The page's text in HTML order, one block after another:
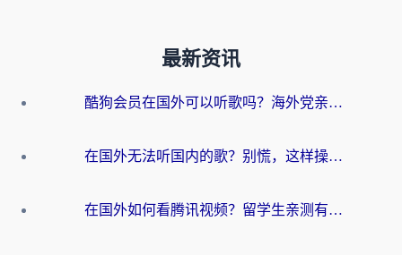
最新资讯
酷狗会员在国外可以听歌吗？海外党亲测有效：3步解决音乐权限难题
在国外无法听国内的歌？别慌，这样操作就能畅听QQ音乐（附亲测加速器推荐）
在国外如何看腾讯视频？留学生亲测有效的回国加速方案